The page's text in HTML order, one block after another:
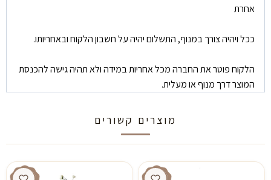
אחרת
ככל ויהיה צורך במנוף, התשלום יהיה על חשבון הלקוח ובאחריותו.
הלקוח פוטר את החברה מכל אחריות במידה ולא תהיה גישה להכנסת
המוצר דרך מנוף או מעלית.
מוצרים קשורים